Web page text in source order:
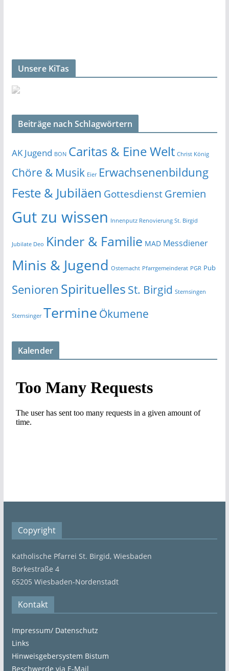
Unsere KiTas
Beiträge nach Schlagwörtern
AK Jugend BON Caritas & Eine Welt Christ König
Chöre & Musik Eier Erwachsenenbildung
Feste & Jubiläen GottesdienstGremien
Gut zu wissen Innenputz Renovierung St. Birgid
Jubilate Deo Kinder & Familie MAD Messdiener
Minis & Jugend Osternacht Pfarrgemeinderat PGR Pub
Senioren Spirituelles St. Birgid Sternsingen
Sternsinger Termine Ökumene
Kalender
Copyright
Katholische Pfarrei St. Birgid, Wiesbaden
Borkestraße 4
65205 Wiesbaden-Nordenstadt
Kontakt
Impressum/ Datenschutz
Links
Hinweisgebersystem Bistum
Beschwerde via E-Mail